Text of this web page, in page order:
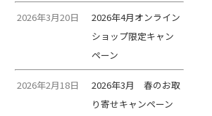
2026年3月20日
2026年4月オンライン
ショップ限定キャン
ペーン
2026年2月18日
2026年3月 春のお取
り寄せキャンペーン